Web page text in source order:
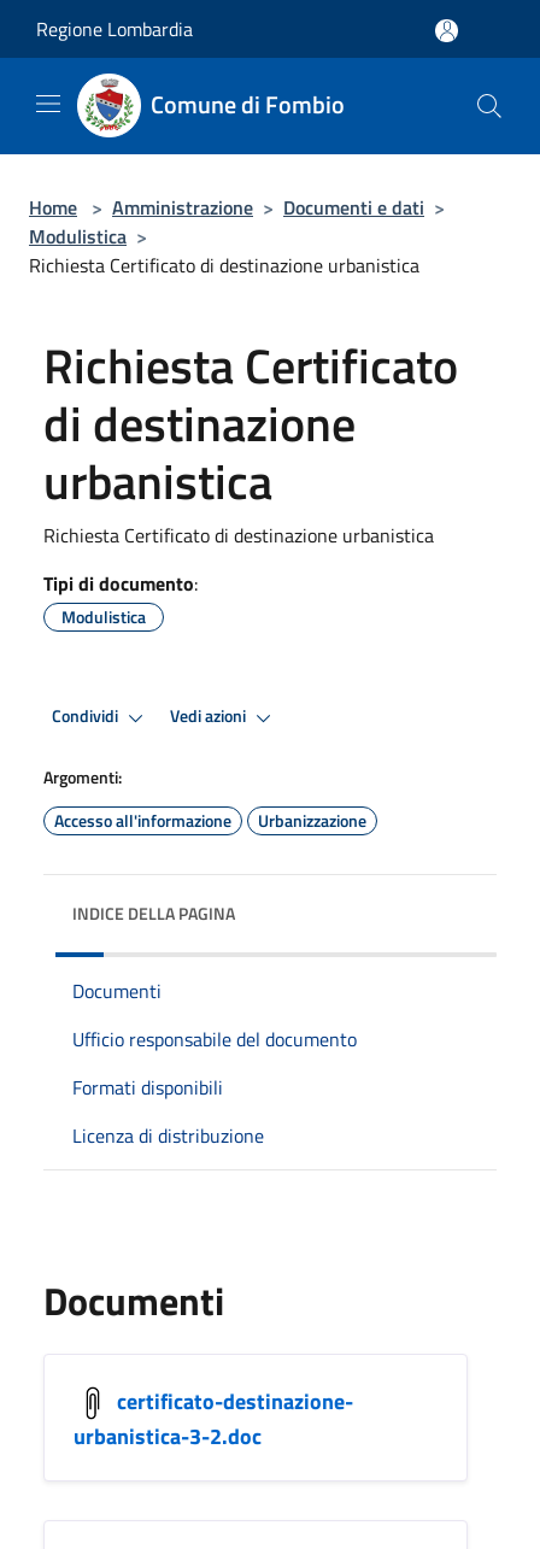
Regione Lombardia
Comune di Fombio
Home > Amministrazione > Documenti e dati >
Modulistica >
Richiesta Certificato di destinazione urbanistica
Richiesta Certificato
di destinazione
urbanistica
Richiesta Certificato di destinazione urbanistica
Tipi di documento:
Modulistica
Condividi Vedi azioni
Argomenti:
Accesso all'informazione
Urbanizzazione
INDICE DELLA PAGINA
Documenti
Ufficio responsabile del documento
Formati disponibili
Licenza di distribuzione
Documenti
certificato-destinazione-
urbanistica-3-2.doc